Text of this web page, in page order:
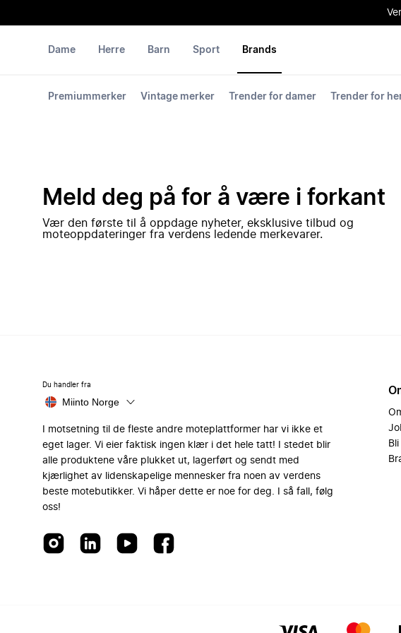
Dame Herre Barn Sport Brands
Premiummerker Vintage merker Trender for damer Trender for
Meld deg på for å være i forkant
Vær den første til å oppdage nyheter, eksklusive tilbud og
moteoppdateringer fra verdens ledende merkevarer.
Du handler fra
Miinto Norge
I motsetning til de fleste andre moteplattformer har vi ikke et
eget lager. Vi eier faktisk ingen klær i det hele tatt! I stedet blir
alle produktene våre plukket ut, lagerført og sendt med
kjærlighet av lidenskapelige mennesker fra noen av verdens
beste motebutikker. Vi håper dette er noe for deg. I så fall, følg
oss!